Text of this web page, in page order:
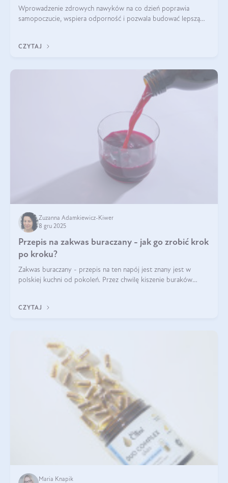
Wprowadzenie zdrowych nawyków na co dzień poprawia
samopoczucie, wspiera odporność i pozwala budować lepszą
CZYTAJ
Zuzanna Adamkiewicz-Kiwer
8 gru 2025
Przepis na zakwas buraczany - jak go zrobić krok
po kroku?
Zakwas buraczany - przepis na ten napój jest znany jest w
polskiej kuchni od pokoleń. Przez chwilę kiszenie buraków
CZYTAJ
Maria Knapik